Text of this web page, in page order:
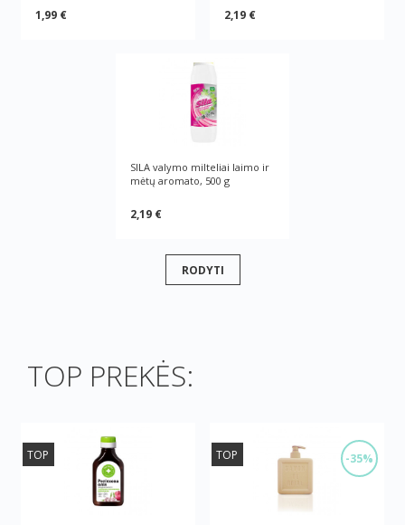
1,99 € 2,19 €
SILA valymo milteliai laimo ir
mėtų aromato, 500 g
2,19 €
RODYTI
TOP PREKĖS:
TOP -35%
TOP